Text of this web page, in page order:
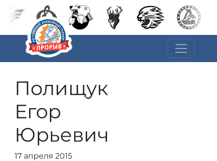
Полищук
Егор
Юрьевич
17 апреля 2015